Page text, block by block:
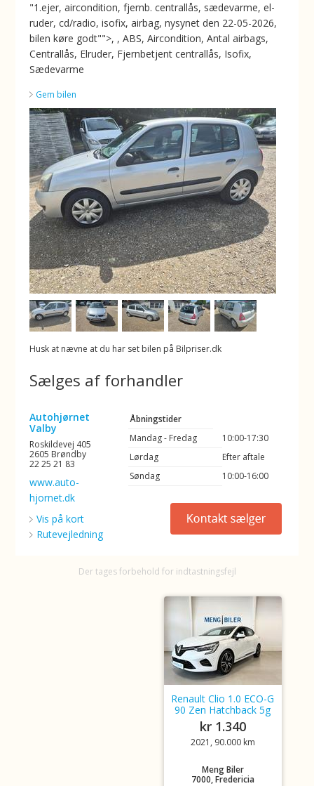
"1.ejer, aircondition, fjernb. centrallås, sædevarme, el-
ruder, cd/radio, isofix, airbag, nysynet den 22-05-2026,
bilen køre godt"">, , ABS, Aircondition, Antal airbags,
Centrallås, Elruder, Fjernbetjent centrallås, Isofix,
Sædevarme
Gem bilen
Husk at nævne at du har set bilen på Bilpriser.dk
Sælges af forhandler
Autohjørnet
Valby
Roskildevej 405
2605 Brøndby
22 25 21 83
www.auto-
hjornet.dk
Vis på kort
Rutevejledning
Åbningstider
Mandag - Fredag
10:00-17:30
Lørdag
Efter aftale
Søndag
10:00-16:00
Der tages forbehold for indtastningsfejl
Renault Clio 1.0 ECO-G
90 Zen Hatchback 5g
kr 1.340
2021, 90.000 km
Meng Biler
7000, Fredericia